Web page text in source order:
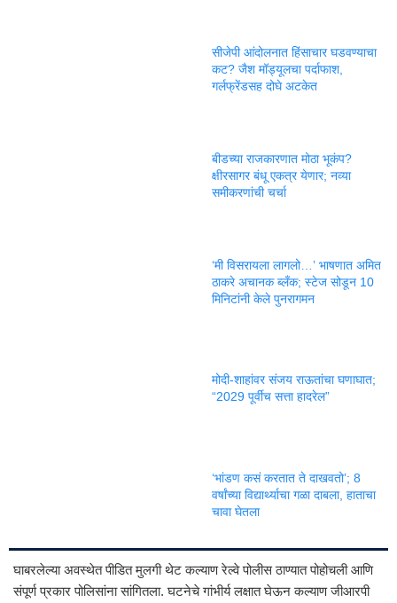
सीजेपी आंदोलनात हिंसाचार घडवण्याचा
कट? जैश मॉड्यूलचा पर्दाफाश,
गर्लफ्रेंडसह दोघे अटकेत
बीडच्या राजकारणात मोठा भूकंप?
क्षीरसागर बंधू एकत्र येणार; नव्या
समीकरणांची चर्चा
‘मी विसरायला लागलो…’ भाषणात अमित
ठाकरे अचानक ब्लँक; स्टेज सोडून 10
मिनिटांनी केले पुनरागमन
मोदी-शाहांवर संजय राऊतांचा घणाघात;
“2029 पूर्वीच सत्ता हादरेल”
‘भांडण कसं करतात ते दाखवतो’; 8
वर्षांच्या विद्यार्थ्याचा गळा दाबला, हाताचा
चावा घेतला
घाबरलेल्या अवस्थेत पीडित मुलगी थेट कल्याण रेल्वे पोलीस ठाण्यात पोहोचली आणि
संपूर्ण प्रकार पोलिसांना सांगितला. घटनेचे गांभीर्य लक्षात घेऊन कल्याण जीआरपी